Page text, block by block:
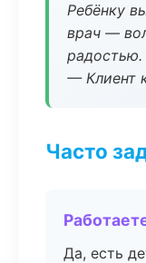
Ребёнку
врач —
радостью.
— Клиент
Часто
Да, есть